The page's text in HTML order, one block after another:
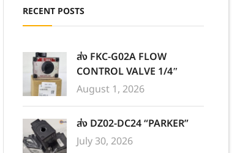
RECENT POSTS
ส่ง FKC-G02A FLOW
CONTROL VALVE 1/4″
August 1, 2026
ส่ง DZ02-DC24 “PARKER”
July 30, 2026